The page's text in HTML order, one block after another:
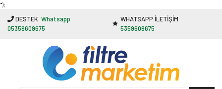
"');
DESTEK Whatsapp
05359609675
WHATSAPP İLETİŞİM
5359609675